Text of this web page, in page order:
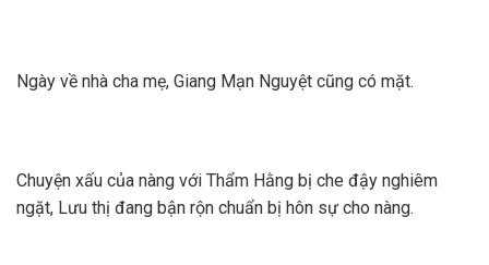
Ngày về nhà cha mẹ, Giang Mạn Nguyệt cũng có mặt.
Chuyện xấu của nàng với Thẩm Hằng bị che đậy nghiêm
ngặt, Lưu thị đang bận rộn chuẩn bị hôn sự cho nàng.